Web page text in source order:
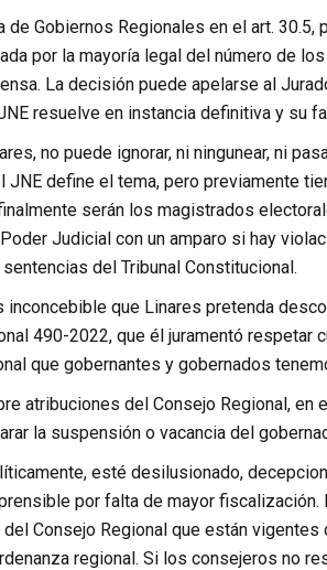
de Gobiernos Regionales en el art.
por la mayoría legal del número de
La decisión puede apelarse al
resuelve en instancia definitiva y su
no puede ignorar, ni ningunear, ni
JNE define el tema, pero previamente
serán los magistrados
Judicial con un amparo si hay
del Tribunal Constitucional.
inconcebible que Linares pretenda
490-2022, que él juramentó respetar
que gobernantes y gobernados
atribuciones del Consejo Regional,
la suspensión o vacancia del
esté desilusionado,
por falta de mayor
Consejo Regional que están
regional. Si los consejeros no